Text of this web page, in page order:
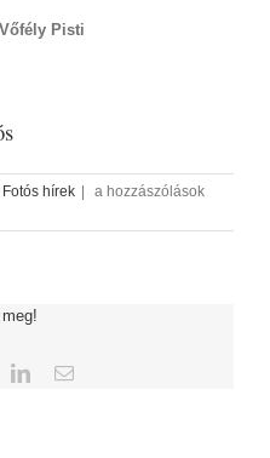
Pisti
Fotós hírek
Vőfély
bejegyzéshez
a hozzászólások
LinkedInEmail: